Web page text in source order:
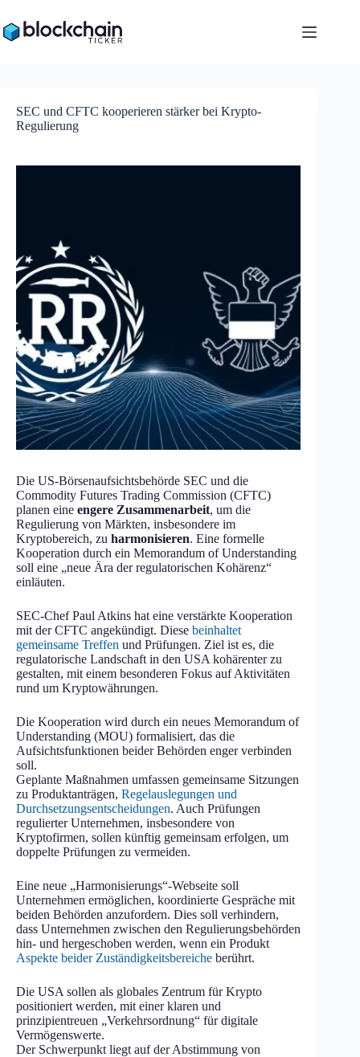
Inhalt
springen
SEC und CFTC kooperieren stärker bei Krypto-
Regulierung
Die US-Börsenaufsichtsbehörde SEC und die
Commodity Futures Trading Commission (CFTC)
planen eine engere Zusammenarbeit, um die
Regulierung von Märkten, insbesondere im
Kryptobereich, zu harmonisieren. Eine formelle
Kooperation durch ein Memorandum of Understanding
soll eine „neue Ära der regulatorischen Kohärenz“
einläuten.
SEC-Chef Paul Atkins hat eine verstärkte Kooperation
mit der CFTC angekündigt. Diese beinhaltet
gemeinsame Treffen und Prüfungen. Ziel ist es, die
regulatorische Landschaft in den USA kohärenter zu
gestalten, mit einem besonderen Fokus auf Aktivitäten
rund um Kryptowährungen.
Die Kooperation wird durch ein neues Memorandum of
Understanding (MOU) formalisiert, das die
Aufsichtsfunktionen beider Behörden enger verbinden
soll.
Geplante Maßnahmen umfassen gemeinsame Sitzungen
zu Produktanträgen, Regelauslegungen und
Durchsetzungsentscheidungen. Auch Prüfungen
regulierter Unternehmen, insbesondere von
Kryptofirmen, sollen künftig gemeinsam erfolgen, um
doppelte Prüfungen zu vermeiden.
Eine neue „Harmonisierungs“-Webseite soll
Unternehmen ermöglichen, koordinierte Gespräche mit
beiden Behörden anzufordern. Dies soll verhindern,
dass Unternehmen zwischen den Regulierungsbehörden
hin- und hergeschoben werden, wenn ein Produkt
Aspekte beider Zuständigkeitsbereiche berührt.
Die USA sollen als globales Zentrum für Krypto
positioniert werden, mit einer klaren und
prinzipientreuen „Verkehrsordnung“ für digitale
Vermögenswerte.
Der Schwerpunkt liegt auf der Abstimmung von